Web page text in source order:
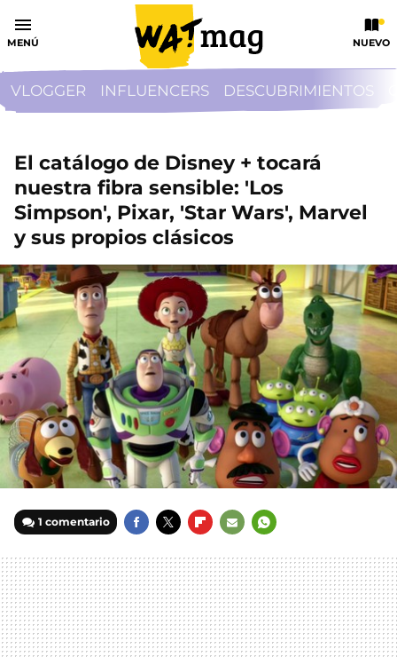
MENÚ NUEVO
VLOGGER INFLUENCERS DESCUBRIMIENTOS
El catálogo de Disney + tocará
nuestra fibra sensible: 'Los
Simpson', Pixar, 'Star Wars', Marvel
y sus propios clásicos
1 comentario
MAIL